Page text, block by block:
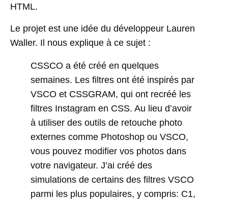
HTML.
Le projet est une idée du développeur Lauren
Waller. Il nous explique à ce sujet :
CSSCO a été créé en quelques
semaines. Les filtres ont été inspirés par
VSCO et CSSGRAM, qui ont recréé les
filtres Instagram en CSS. Au lieu d’avoir
à utiliser des outils de retouche photo
externes comme Photoshop ou VSCO,
vous pouvez modifier vos photos dans
votre navigateur. J’ai créé des
simulations de certains des filtres VSCO
parmi les plus populaires, y compris: C1,